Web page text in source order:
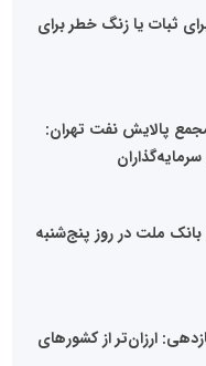
ثبات یا زنگ خطر برای
در مجمع پالایش نفت تهران:
ملت در روز پنج‌شنبه
ارزان‌تر از کشورهای